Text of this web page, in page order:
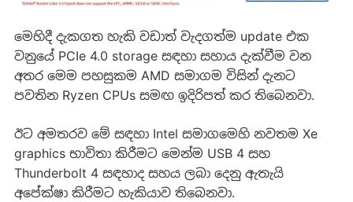
මෙහිදී දැකගත හැකි වඩාත් වැදගත්ම update එක
වනුයේ PCIe 4.0 storage සඳහා සහාය දැක්වීම වන
අතර මෙම පහසුකම AMD සමාගම විසින් දැනට
පවතින Ryzen CPUs සමඟ ඉදිරිපත් කර තිබෙනවා.
ඊට අමතරව මේ සඳහා Intel සමාගමෙහි නවතම Xe
graphics භාවිතා කිරීමට මෙන්ම USB 4 සහ
Thunderbolt 4 සඳහාද සහය ලබා දෙනු ඇතැයි
අපේක්ෂා කිරීමට හැකියාව තිබෙනවා.